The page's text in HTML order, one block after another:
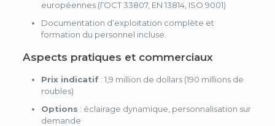
européennes (ГОСТ 33807, EN 13814, ISO 9001)
Documentation d’exploitation complète et
formation du personnel incluse.
Aspects pratiques et commerciaux
Prix indicatif: 1,9 million de dollars (190 millions de
roubles)
Options : éclairage dynamique, personnalisation sur
demande